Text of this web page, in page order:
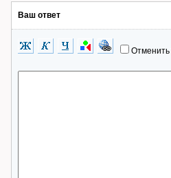
Ваш ответ
Отменить